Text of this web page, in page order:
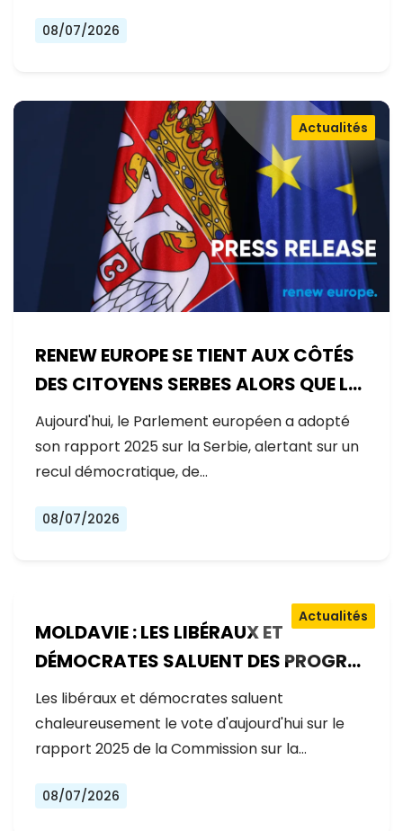
08/07/2026
RENEW EUROPE SE TIENT AUX CÔTÉS
DES CITOYENS SERBES ALORS QUE LE
GOUVERNEMENT RECULE SUR LES
RÉFORMES
Actualités
Aujourd'hui, le Parlement européen a adopté
son rapport 2025 sur la Serbie, alertant sur un
recul démocratique, de…
08/07/2026
MOLDAVIE : LES LIBÉRAUX ET
DÉMOCRATES SALUENT DES PROGRÈS
EXCEPTIONNELS SUR LA VOIE DE
L'ADHÉSION À L'UE
Actualités
Les libéraux et démocrates saluent
chaleureusement le vote d'aujourd'hui sur le
rapport 2025 de la Commission sur la…
08/07/2026